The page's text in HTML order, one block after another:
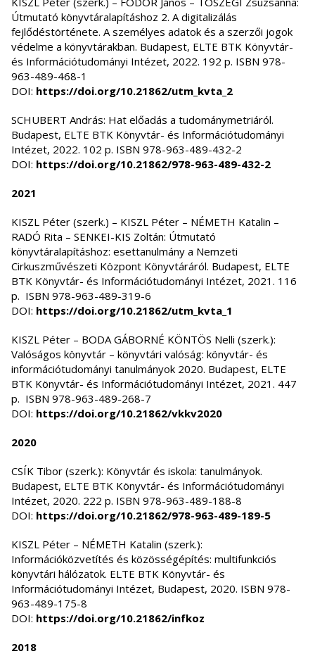
Útmutató könyvtáralapításhoz 2. A digitalizálás
fejlődéstörténete. A személyes adatok és a szerzői jogok
védelme a könyvtárakban. Budapest, ELTE BTK Könyvtár-
és Információtudományi Intézet, 2022. 192 p. ISBN 978-
963-489-468-1
DOI: https://doi.org/10.21862/utm_kvta_2
SCHUBERT András: Hat előadás a tudománymetriáról.
Budapest, ELTE BTK Könyvtár- és Információtudományi
Intézet, 2022. 102 p. ISBN 978-963-489-432-2
DOI: https://doi.org/10.21862/978-963-489-432-2
2021
KISZL Péter (szerk.) – KISZL Péter – NÉMETH Katalin –
RADÓ Rita – SENKEI-KIS Zoltán: Útmutató
könyvtáralapításhoz: esettanulmány a Nemzeti
Cirkuszművészeti Központ Könyvtáráról. Budapest, ELTE
BTK Könyvtár- és Információtudományi Intézet, 2021. 116
p. ISBN 978-963-489-319-6
DOI: https://doi.org/10.21862/utm_kvta_1
KISZL Péter – BODA GÁBORNÉ KÖNTÖS Nelli (szerk.):
Valóságos könyvtár – könyvtári valóság: könyvtár- és
információtudományi tanulmányok 2020. Budapest, ELTE
BTK Könyvtár- és Információtudományi Intézet, 2021. 447
p. ISBN 978-963-489-268-7
DOI: https://doi.org/10.21862/vkkv2020
2020
CSÍK Tibor (szerk.): Könyvtár és iskola: tanulmányok.
Budapest, ELTE BTK Könyvtár- és Információtudományi
Intézet, 2020. 222 p. ISBN 978-963-489-188-8
DOI: https://doi.org/10.21862/978-963-489-189-5
KISZL Péter – NÉMETH Katalin (szerk.):
Információközvetítés és közösségépítés: multifunkciós
könyvtári hálózatok. ELTE BTK Könyvtár- és
Információtudományi Intézet, Budapest, 2020. ISBN 978-
963-489-175-8
DOI: https://doi.org/10.21862/infkoz
2018